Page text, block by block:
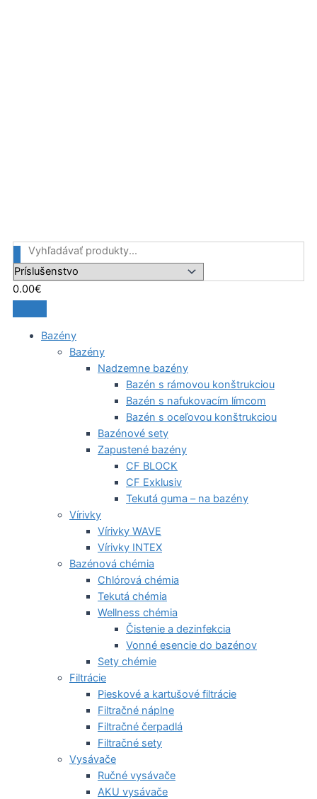
0.00€
Bazény
Bazény
Nadzemne bazény
Bazén s rámovou konštrukciou
Bazén s nafukovacím límcom
Bazén s oceľovou konštrukciou
Bazénové sety
Zapustené bazény
CF BLOCK
CF Exklusiv
Tekutá guma – na bazény
Vírivky
Vírivky WAVE
Vírivky INTEX
Bazénová chémia
Chlórová chémia
Tekutá chémia
Wellness chémia
Čistenie a dezinfekcia
Vonné esencie do bazénov
Sety chémie
Filtrácie
Pieskové a kartušové filtrácie
Filtračné náplne
Filtračné čerpadlá
Filtračné sety
Vysávače
Ručné vysávače
AKU vysávače